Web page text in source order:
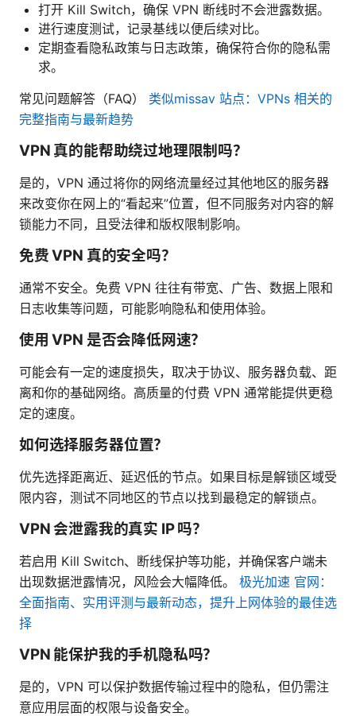
打开 Kill Switch，确保 VPN 断线时不会泄露数据。
进行速度测试，记录基线以便后续对比。
定期查看隐私政策与日志政策，确保符合你的隐私需
求。
常见问题解答（FAQ） 类似missav 站点：VPNs 相关的
完整指南与最新趋势
VPN 真的能帮助绕过地理限制吗？
是的，VPN 通过将你的网络流量经过其他地区的服务器
来改变你在网上的“看起来”位置，但不同服务对内容的解
锁能力不同，且受法律和版权限制影响。
免费 VPN 真的安全吗？
通常不安全。免费 VPN 往往有带宽、广告、数据上限和
日志收集等问题，可能影响隐私和使用体验。
使用 VPN 是否会降低网速？
可能会有一定的速度损失，取决于协议、服务器负载、距
离和你的基础网络。高质量的付费 VPN 通常能提供更稳
定的速度。
如何选择服务器位置？
优先选择距离近、延迟低的节点。如果目标是解锁区域受
限内容，测试不同地区的节点以找到最稳定的解锁点。
VPN 会泄露我的真实 IP 吗？
若启用 Kill Switch、断线保护等功能，并确保客户端未
出现数据泄露情况，风险会大幅降低。 极光加速 官网：
全面指南、实用评测与最新动态，提升上网体验的最佳选
择
VPN 能保护我的手机隐私吗？
是的，VPN 可以保护数据传输过程中的隐私，但仍需注
意应用层面的权限与设备安全。